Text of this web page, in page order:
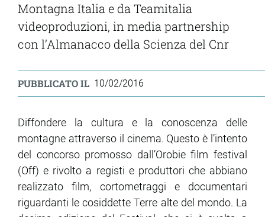
Montagna Italia e da Teamitalia
videoproduzioni, in media partnership
con l’Almanacco della Scienza del Cnr
PUBBLICATO IL 10/02/2016
Diffondere la cultura e la conoscenza delle
montagne attraverso il cinema. Questo è l’intento
del concorso promosso dall’Orobie film festival
(Off) e rivolto a registi e produttori che abbiano
realizzato film, cortometraggi e documentari
riguardanti le cosiddette Terre alte del mondo. La